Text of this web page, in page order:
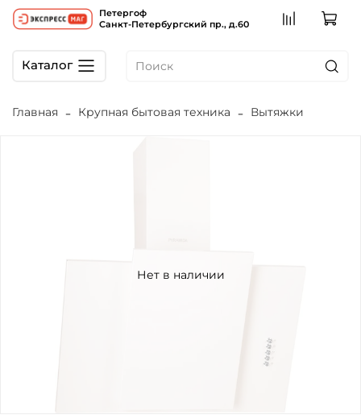
Петергоф
Санкт-Петербургский пр., д.60
Каталог
Главная Крупная бытовая техника Вытяжки
Нет в наличии